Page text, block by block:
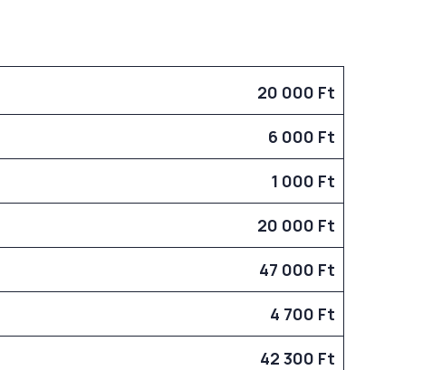
20 000 Ft
6 000 Ft
1 000 Ft
20 000 Ft
47 000 Ft
4 700 Ft
42 300 Ft